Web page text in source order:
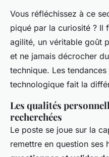
Vous réfléchissez à ce
piqué par la curiosité ? Il
agilité, un véritable goût
et ne jamais décrocher
technique. Les
technologique fait la
Les qualités
recherchées
Le poste se joue sur la
remettre en question ses